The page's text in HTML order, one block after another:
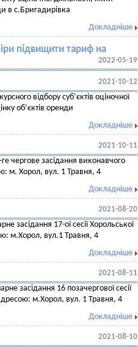
в с.Бригадирівка
Докладніше
підвищити тариф на
2022-05-19
2021-10-12
відбору суб’єктів оціночної
об’єктів оренди
Докладніше
2021-10-11
чергове засідання виконавчого
м. Хорол, вул. 1 Травня, 4
Докладніше
2021-08-20
засідання 17-ої сесії Хорольської
м.Хорол, вул.1 Травня, 4
Докладніше
2021-08-11
засідання 16 позачергової сесії
м.Хорол, вул. 1 Травня, 4
Докладніше
2021-08-10